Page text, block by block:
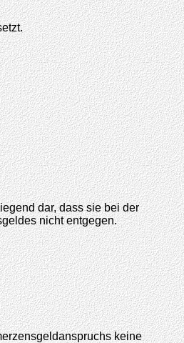
dar, dass sie bei der
nicht entgegen.
keine